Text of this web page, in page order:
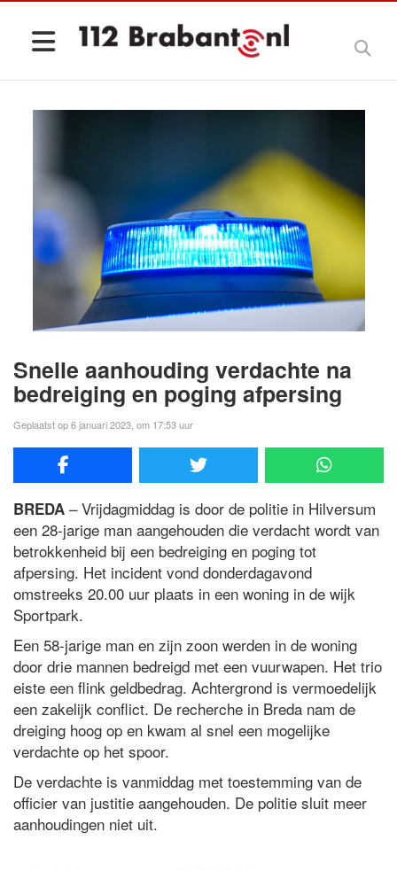
Snelle aanhouding verdachte na
bedreiging en poging afpersing
Geplaatst op 6 januari 2023, om 17:53 uur
BREDA – Vrijdagmiddag is door de politie in Hilversum
een 28-jarige man aangehouden die verdacht wordt van
betrokkenheid bij een bedreiging en poging tot
afpersing. Het incident vond donderdagavond
omstreeks 20.00 uur plaats in een woning in de wijk
Sportpark.
Een 58-jarige man en zijn zoon werden in de woning
door drie mannen bedreigd met een vuurwapen. Het trio
eiste een flink geldbedrag. Achtergrond is vermoedelijk
een zakelijk conflict. De recherche in Breda nam de
dreiging hoog op en kwam al snel een mogelijke
verdachte op het spoor.
De verdachte is vanmiddag met toestemming van de
officier van justitie aangehouden. De politie sluit meer
aanhoudingen niet uit.